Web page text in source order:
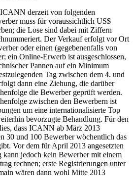
derzeit von folgenden
muss für voraussichtlich US$
die Lose sind dabei mit Ziffern
Der Verkauf erfolgt vor Ort
oder einen (gegebenenfalls von
ein Online-Erwerb ist ausgeschlossen,
Pannen auf ein Minimum
Tag zwischen dem 4. und
dann eine Ziehung, die darüber
die Bewerber geprüft werden.
zwischen den Bewerbern ist
um eine internationalisierte Top
bevorzugte Behandlung. Für den
dass ICANN ab März 2013
30 und 100 Bewerber wöchentlich das
Vor dem für April 2013 angesetzten
jedoch kein Bewerber mit einem
rechnen; erste Registrierungen unter
wären dann wohl Mitte 2013